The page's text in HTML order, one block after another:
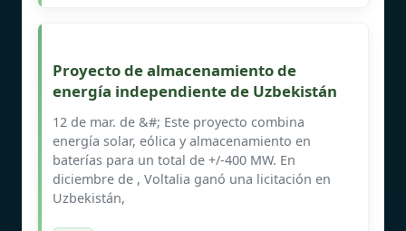
Proyecto de almacenamiento de
energía independiente de Uzbekistán
12 de mar. de &#; Este proyecto combina
energía solar, eólica y almacenamiento en
baterías para un total de +/-400 MW. En
diciembre de , Voltalia ganó una licitación en
Uzbekistán,